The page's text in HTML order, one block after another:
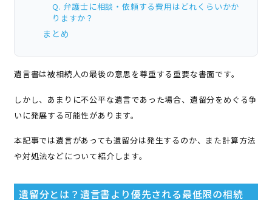
Q. 弁護士に相談・依頼する費用はどれくらいかか
りますか？
まとめ
遺言書は被相続人の最後の意思を尊重する重要な書面です。
しかし、あまりに不公平な遺言であった場合、遺留分をめぐる争
いに発展する可能性があります。
本記事では遺言があっても遺留分は発生するのか、また計算方法
や対処法などについて紹介します。
遺留分とは？遺言書より優先される最低限の相続